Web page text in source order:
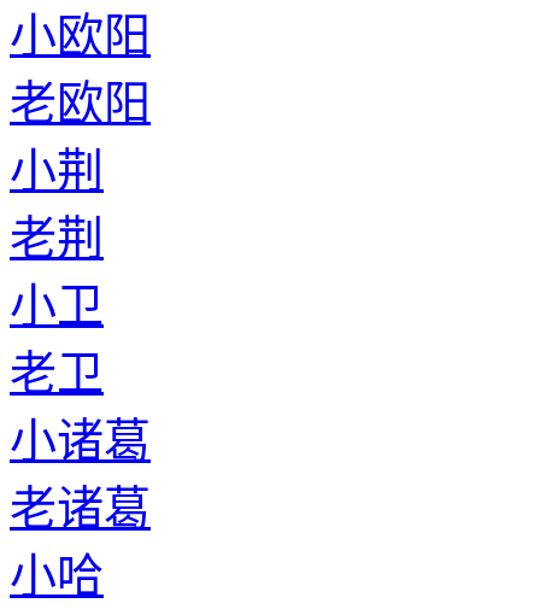
小欧阳
老欧阳
小荆
老荆
小卫
老卫
小诸葛
老诸葛
小哈